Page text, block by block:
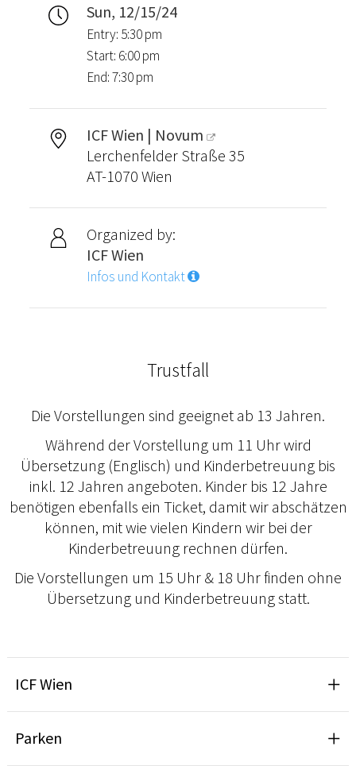
Sun, 12/15/24
Entry: 5:30 pm
Start: 6:00 pm
End: 7:30 pm
ICF Wien | Novum
Lerchenfelder Straße 35
AT-1070 Wien
Organized by:
ICF Wien
Infos und Kontakt
Trustfall
Die Vorstellungen sind geeignet ab 13 Jahren.
Während der Vorstellung um 11 Uhr wird
Übersetzung (Englisch) und Kinderbetreuung bis
inkl. 12 Jahren angeboten. Kinder bis 12 Jahre
benötigen ebenfalls ein Ticket, damit wir abschätzen
können, mit wie vielen Kindern wir bei der
Kinderbetreuung rechnen dürfen.
Die Vorstellungen um 15 Uhr & 18 Uhr finden ohne
Übersetzung und Kinderbetreuung statt.
ICF Wien
Parken